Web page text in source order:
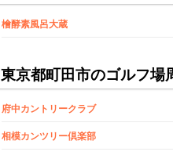
檜酵素風呂大蔵
東京都町田市のゴルフ場
府中カントリークラブ
相模カンツリー倶楽部